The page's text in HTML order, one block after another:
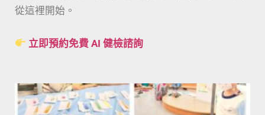
從這裡開始。
立即預約免費 AI 健檢諮詢